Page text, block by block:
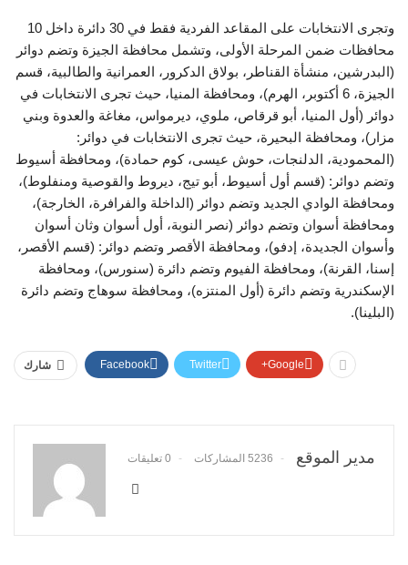
وتجرى الانتخابات على المقاعد الفردية فقط في 30 دائرة داخل 10
محافظات ضمن المرحلة الأولى، وتشمل محافظة الجيزة وتضم دوائر
(البدرشين، منشأة القناطر، بولاق الدكرور، العمرانية والطالبية، قسم
الجيزة، 6 أكتوبر، الهرم)، ومحافظة المنيا، حيث تجرى الانتخابات في
دوائر (أول المنيا، أبو قرقاص، ملوي، ديرمواس، مغاغة والعدوة وبني
مزار)، ومحافظة البحيرة، حيث تجرى الانتخابات في دوائر:
(المحمودية، الدلنجات، حوش عيسى، كوم حمادة)، ومحافظة أسيوط
وتضم دوائر: (قسم أول أسيوط، أبو تيج، ديروط والقوصية ومنفلوط)،
ومحافظة الوادي الجديد وتضم دوائر (الداخلة والفرافرة، الخارجة)،
ومحافظة أسوان وتضم دوائر (نصر النوبة، أول أسوان وثان أسوان
وأسوان الجديدة، إدفو)، ومحافظة الأقصر وتضم دوائر: (قسم الأقصر،
إسنا، القرنة)، ومحافظة الفيوم وتضم دائرة (سنورس)، ومحافظة
الإسكندرية وتضم دائرة (أول المنتزه)، ومحافظة سوهاج وتضم دائرة
(البلينا).
شارك Facebook Twitter Google+
مدير الموقع 5236 المشاركات 0 تعليقات